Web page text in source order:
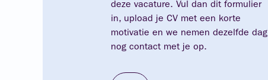
deze vacature. Vul dan dit formulier
in, upload je CV met een korte
motivatie en we nemen dezelfde dag
nog contact met je op.